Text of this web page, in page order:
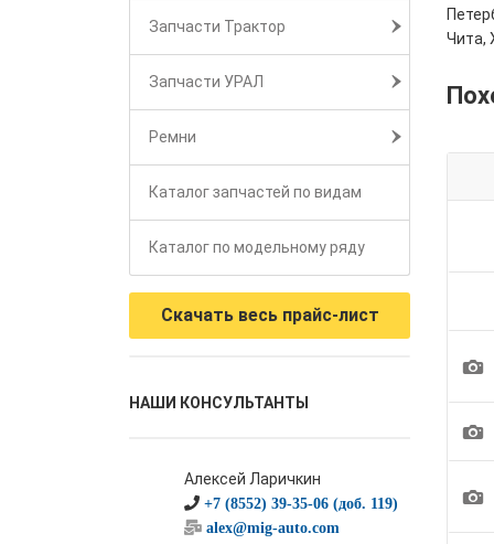
Запчасти Трактор
Запчасти УРАЛ
Ремни
Каталог запчастей по видам
Каталог по модельному ряду
Скачать весь прайс-лист
НАШИ КОНСУЛЬТАНТЫ
Алексей Ларичкин
+7 (8552) 39-35-06 (доб. 119)
alex@mig-auto.com
Чита,
1
1
1